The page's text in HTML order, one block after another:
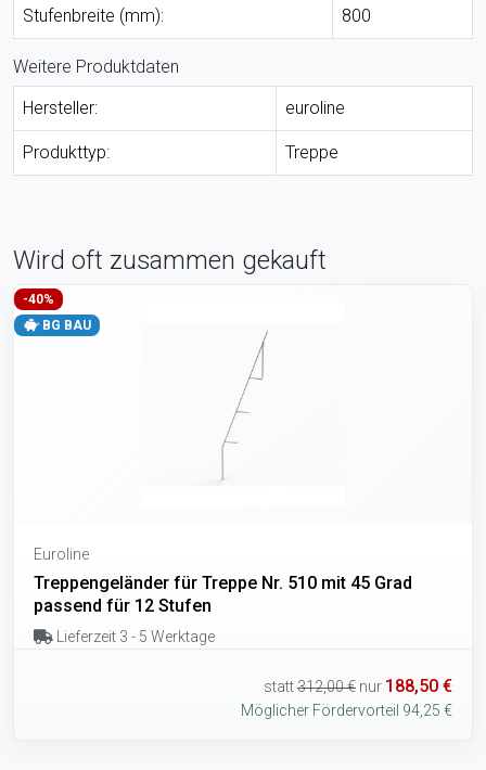
Stufenbreite (mm): 800
Weitere Produktdaten
Hersteller:
euroline
Produkttyp: Treppe
Wird oft zusammen gekauft
-40%
BG BAU
Euroline
Treppengeländer für Treppe Nr. 510 mit 45 Grad
passend für 12 Stufen
Lieferzeit 3 - 5 Werktage
statt312,00 € nur 188,50 €
Möglicher Fördervorteil 94,25 €